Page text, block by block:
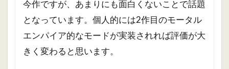
今作ですが、あまりにも面白くないことで話題
となっています。個人的には2作目のモータル
エンパイア的なモードが実装されれば評価が大
きく変わると思います。